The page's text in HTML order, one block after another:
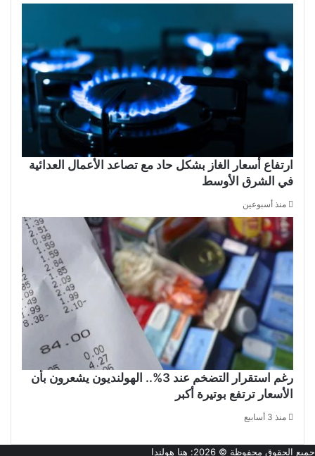
ارتفاع أسعار الغاز بشكل حاد مع تصاعد الأعمال العدائية
في الشرق الأوسط
منذ أسبوعين
رغم استقرار التضخم عند 3%.. الهولنديون يشعرون بأن
الأسعار ترتفع بوتيرة أكبر
منذ 3 أسابيع
جميع الحقوق محفوظة © 2026: هنا هولندا